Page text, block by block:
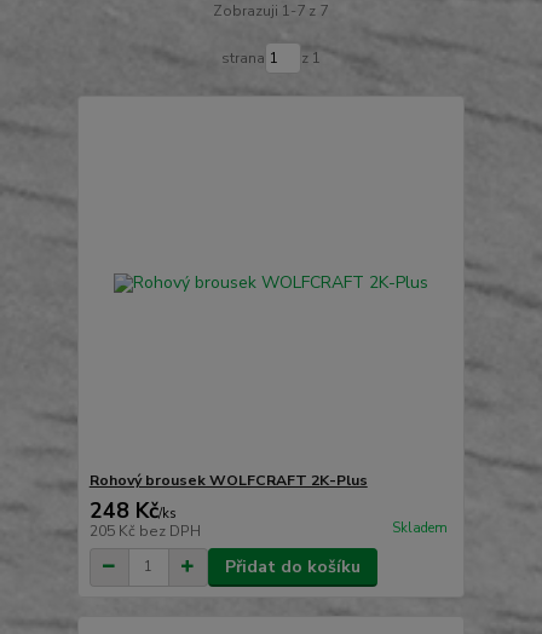
Zobrazuji 1-7 z 7
strana z 1
Rohový brousek WOLFCRAFT 2K-Plus
248 Kč/ks
205 Kč bez DPH Skladem
Přidat do košíku